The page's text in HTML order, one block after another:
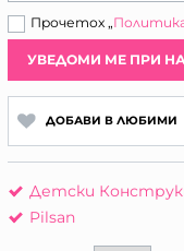
Прочетох „
УВЕДОМИ МЕ ПРИ
ДОБАВИ В ЛЮБИМИ
Детски
Pilsan